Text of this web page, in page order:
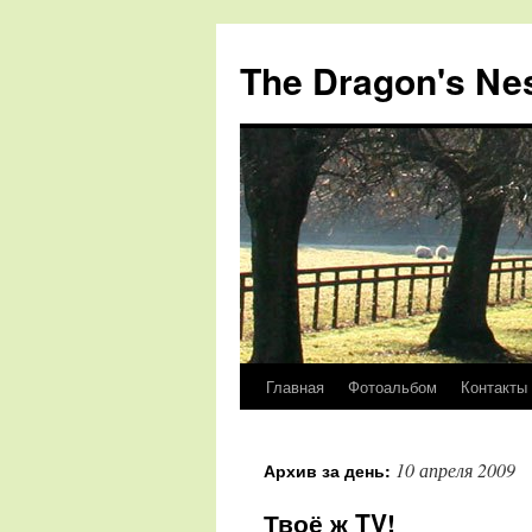
The Dragon's
Перейти
содержимому
Главная Фотоальбом Контакты
Архив за день: 10 апреля 2009
Твоё ж TV!